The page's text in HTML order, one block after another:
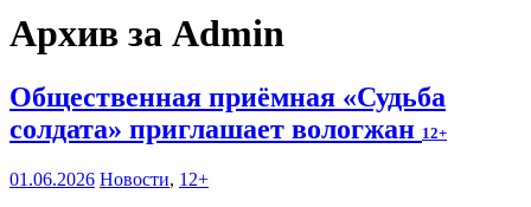
Архив за Admin
Общественная приёмная «Судьба
солдата» приглашает вологжан 12+
01.06.2026 Новости, 12+